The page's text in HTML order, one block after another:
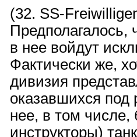
(32. SS-
Предполагалось,
в нее войдут
Фактически же,
дивизия
оказавшихся под
нее, в том
инструкторы)